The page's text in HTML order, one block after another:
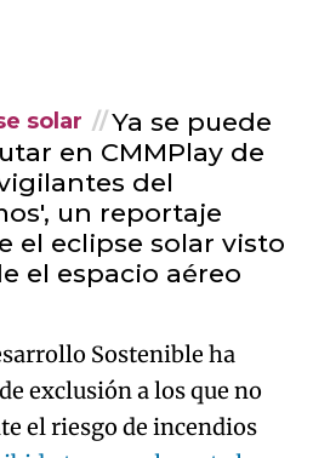
solar
Ya se puede
en CMMPlay de
del
un reportaje
el eclipse solar visto
el espacio aéreo
Sostenible ha
exclusión a los que no
el riesgo de incendios